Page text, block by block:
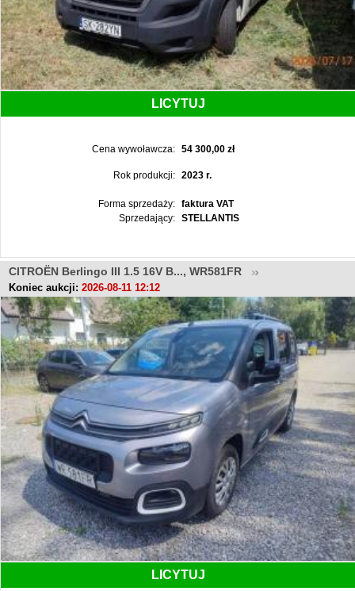
LICYTUJ
Cena wywoławcza: 54 300,00 zł
Rok produkcji: 2023 r.
Forma sprzedaży:
faktura VAT
Sprzedający:
STELLANTIS
CITROËN Berlingo III 1.5 16V B..., WR581FR
Koniec aukcji: 2026-08-11 12:12
LICYTUJ